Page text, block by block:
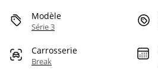
Modèle
Série 3
Carrosserie
Break